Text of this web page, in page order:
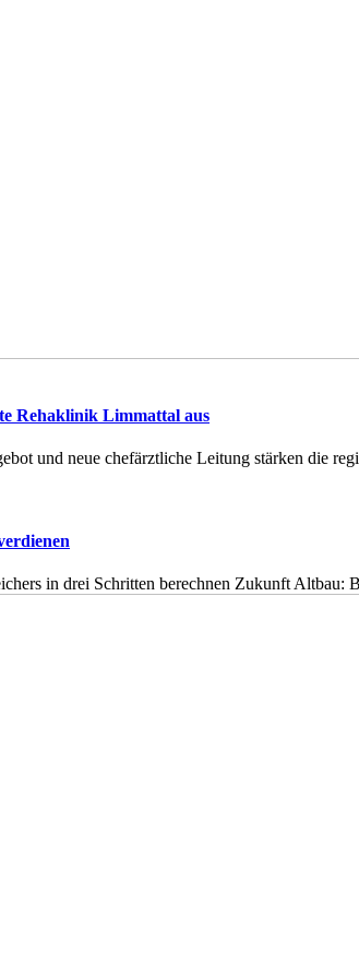
Rehaklinik Limmattal aus
und neue chefärztliche Leitung stärken die
in drei Schritten berechnen Zukunft